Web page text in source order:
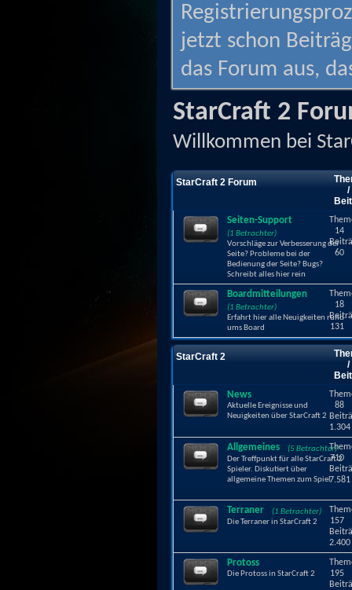
jetzt schon
das Forum aus,
StarCraft 2
Willkommen bei
StarCraft 2 Forum
/
Seiten-Support
(1 Betrachter)
Vorschläge zur Verbesserung der
Seite? Probleme bei der
Bedienung der Seite? Bugs?
Schreibt alles hier rein
14
60
Boardmitteilungen
(1 Betrachter)
Erfahrt hier alle Neuigkeiten rund
ums Board
18
131
StarCraft 2
/
News
Aktuelle Ereignisse und
Neuigkeiten über StarCraft 2
88
1.304
Allgemeines
(5 Betrachter)
Der Treffpunkt für alle StarCraft 2
Spieler. Diskutiert über
allgemeine Themen zum Spiel
710
7.581
Terraner
(1 Betrachter)
Die Terraner in StarCraft 2
157
2.400
Protoss
Die Protoss in StarCraft 2
195